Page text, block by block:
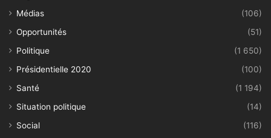
Médias
(106)
Opportunités
(51)
Politique
(1 650)
Présidentielle 2020
(100)
Santé
(1 194)
Situation politique
(14)
Social
(116)